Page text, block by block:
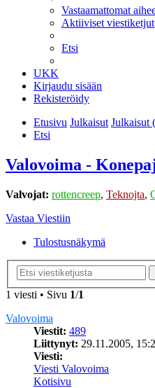
Vastaamattomat
Aktiiviset viestiketjut
Etsi
UKK
Kirjaudu sisään
Rekisteröidy
Etusivu Julkaisut Julkaisut
Etsi
Valovoima -
Valvojat: rottencreep, Teknojta,
Vastaa Viestiin
Tulostusnäkymä
1 viesti • Sivu 1/1
Valovoima
Viestit: 489
Liittynyt: 29.11.2005,
Viesti:
Viesti Valovoima
Kotisivu